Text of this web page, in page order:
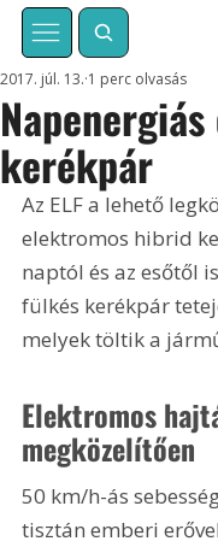
kerékpár
2017. júl. 13. 1 perc olvasás
Az ELF a lehető
elektromos hibrid
naptól és az esőtől
fülkés kerékpár
melyek töltik a
Elektromos
megközelítően
50 km/h-ás
tisztán emberi